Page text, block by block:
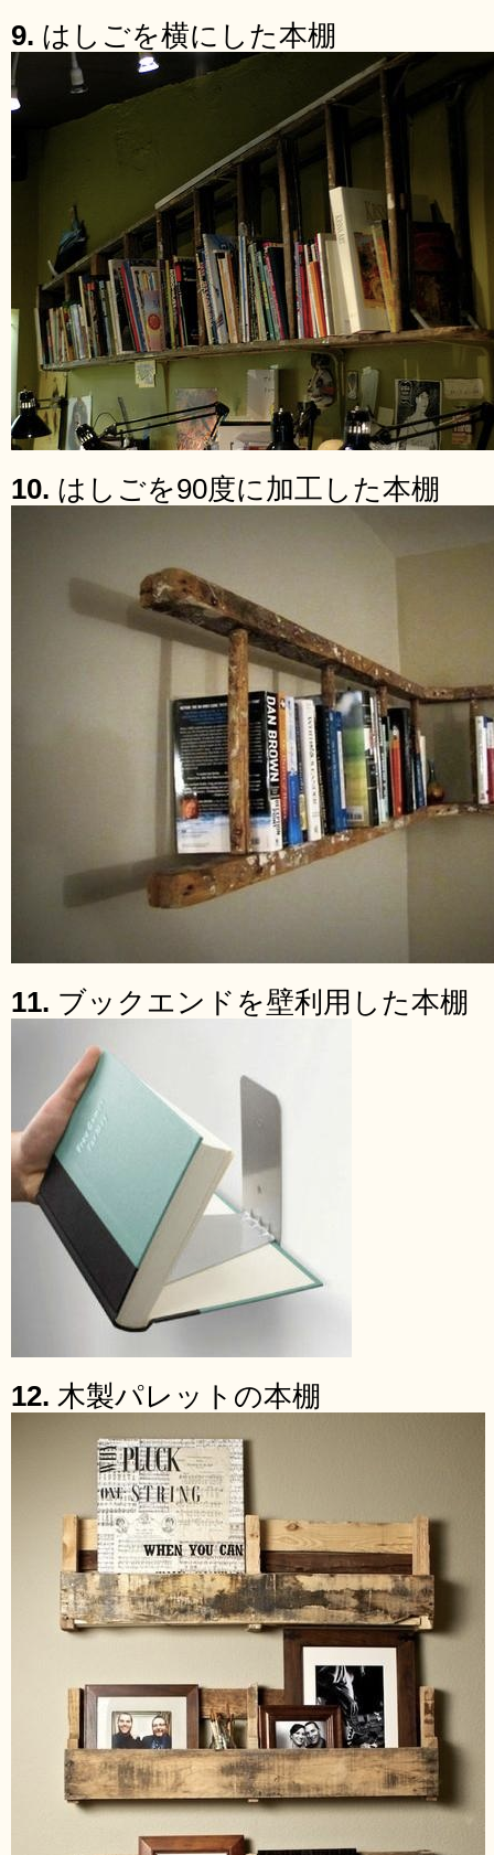
9. はしごを横にした本棚
10. はしごを90度に加工した本棚
11. ブックエンドを壁利用した本棚
12. 木製パレットの本棚